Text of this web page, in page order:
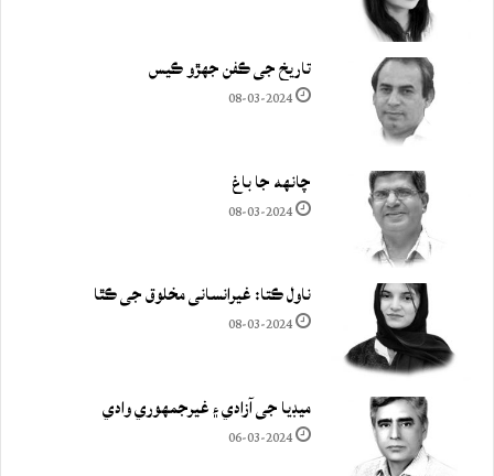
تاريخ جي ڪفن جھڙو ڪيس
08-03-2024
چانهه جا باغ
08-03-2024
ناول ڪتا: غيرانساني مخلوق جي ڪٿا
08-03-2024
ميڊيا جي آزادي ۽ غيرجمھوري وادي
06-03-2024